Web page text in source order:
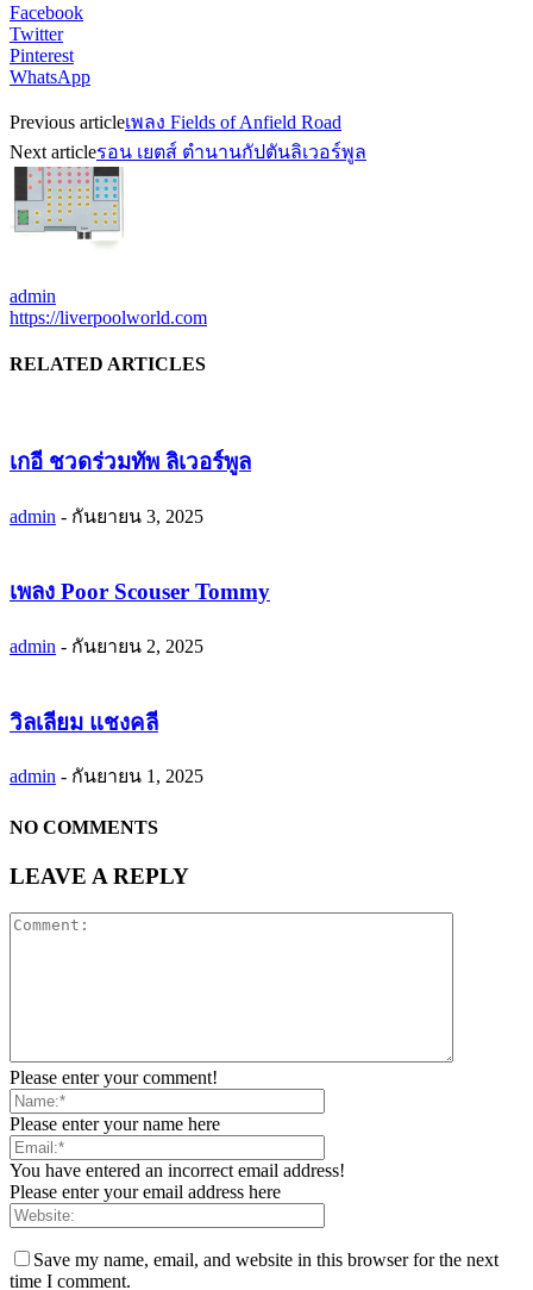
Facebook
Twitter
Pinterest
WhatsApp
Previous articleเพลง Fields of Anfield Road
Next articleรอน เยตส์ ตำนานกัปตันลิเวอร์พูล
admin
https://liverpoolworld.com
RELATED ARTICLES
เกอี ชวดร่วมทัพ ลิเวอร์พูล
admin - กันยายน 3, 2025
เพลง Poor Scouser Tommy
admin - กันยายน 2, 2025
วิลเลียม แชงคลี
admin - กันยายน 1, 2025
NO COMMENTS
LEAVE A REPLY
Please enter your comment!
Please enter your name here
You have entered an incorrect email address!
Please enter your email address here
Save my name, email, and website in this browser for the next
time I comment.